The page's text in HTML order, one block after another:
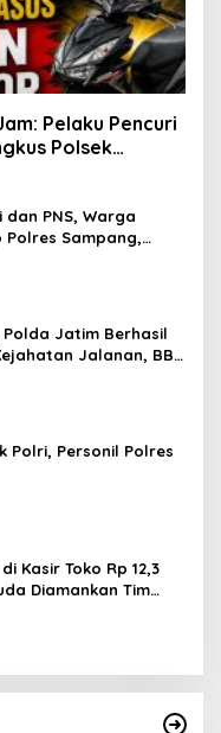
Pelaku Pencuri
Polsek
PNS, Warga
Polres Sampang,
Jatim Berhasil
Jalanan, BB
12 Mobil Diamankan
Polri, Personil Polres
Kasir Toko Rp 12,3
Diamankan Tim
Sumenep